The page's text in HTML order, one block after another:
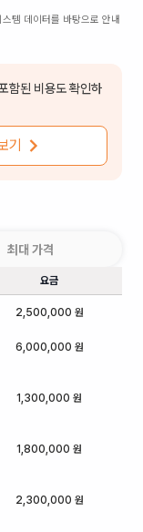
템 데이터를 바탕으로 안내
함된 비용도 확인하
기
최대 가격
요금
2,500,000 원
6,000,000 원
1,300,000 원
1,800,000 원
2,300,000 원